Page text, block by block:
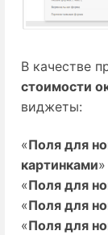
В качестве
стоимости
виджеты:
«Поля для
картинками»
«Поля для
«Поля для
«Поля для